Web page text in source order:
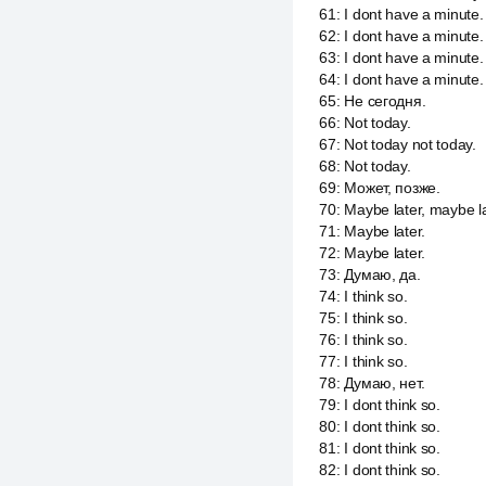
61 : I dont have a minute.
62: I dont have a minute.
63: I dont have a minute.
64: I dont have a minute.
65: Не сегодня.
66: Not today.
67: Not today not today.
68: Not today.
69: Может, позже.
70: Maybe later, maybe
71 : Maybe later.
72: Maybe later.
73: Думаю, да.
74: I think so.
75: I think so.
76: I think so.
77: I think so.
78: Думаю, нет.
79: I dont think so.
80: I dont think so.
81 : I dont think so.
82: I dont think so.